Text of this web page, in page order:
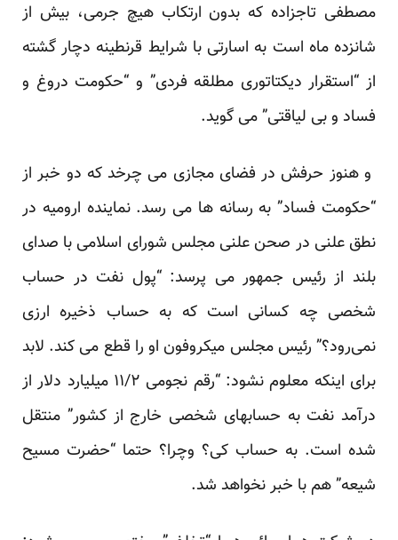
مصطفی تاجزاده که بدون ارتکاب هیچ جرمی، بیش از
شانزده ماه است به اسارتی با شرایط قرنطینه دچار گشته
از “استقرار دیکتاتوری مطلقه فردی” و “حکومت دروغ و
فساد و بی لیاقتی” می گوید.
و هنوز حرفش در فضای مجازی می چرخد که دو خبر از
“حکومت فساد” به رسانه ها می رسد. نماینده ارومیه در
نطق علنی در صحن علنی مجلس شورای اسلامی با صدای
بلند از رئیس جمهور می پرسد: “پول نفت در حساب
شخصی چه کسانی است که به حساب ذخیره ارزی
نمی‌رود؟” رئیس مجلس میکروفون او را قطع می کند. لابد
برای اینکه معلوم نشود: “رقم نجومی ۱۱/۲ میلیارد دلار از
درآمد نفت به حسابهای شخصی خارج از کشور” منتقل
شده است. به حساب کی؟ وچرا؟ حتما “حضرت مسیح
شیعه” هم با خبر نخواهد شد.